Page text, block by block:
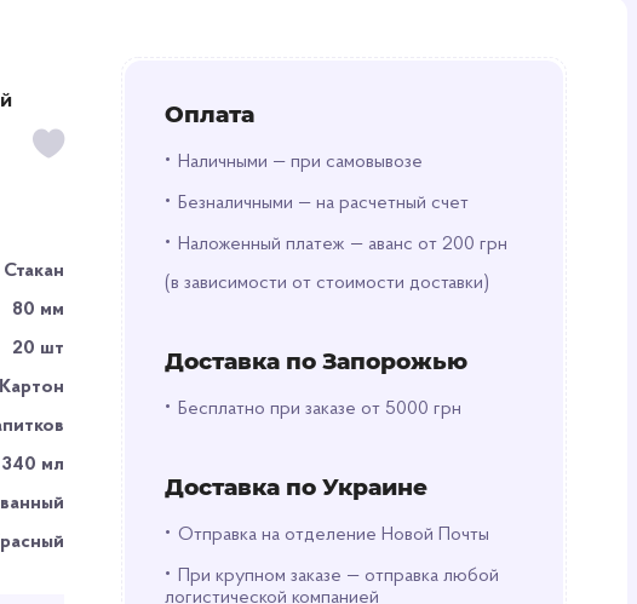
Стакан
80 мм
20 шт
Картон
340 мл
Оплата
• Наличными — при самовывозе
• Безналичными — на расчетный счет
• Наложенный платеж — аванс от 200 грн
(в зависимости от стоимости доставки)
Доставка по Запорожью
• Бесплатно при заказе от 5000 грн
Доставка по Украине
• Отправка на отделение Новой Почты
•
При крупном заказе — отправка любой
логистической компанией